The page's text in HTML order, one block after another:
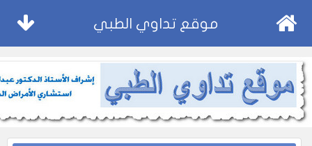
موقع تداوي الطبي